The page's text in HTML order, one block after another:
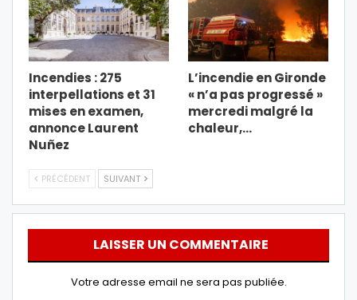
Incendies : 275
interpellations et 31
mises en examen,
annonce Laurent
Nuñez
L’incendie en Gironde
« n’a pas progressé »
mercredi malgré la
chaleur,…
PRÉCÉDENT SUIVANT
LAISSER UN COMMENTAIRE
Votre adresse email ne sera pas publiée.